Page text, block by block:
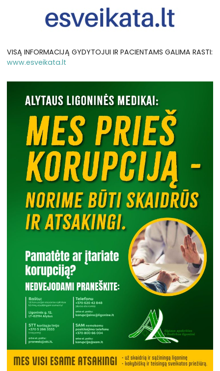
VISĄ INFORMACIJĄ GYDYTOJUI IR PACIENTAMS GALIMA RASTI:
www.esveikata.lt